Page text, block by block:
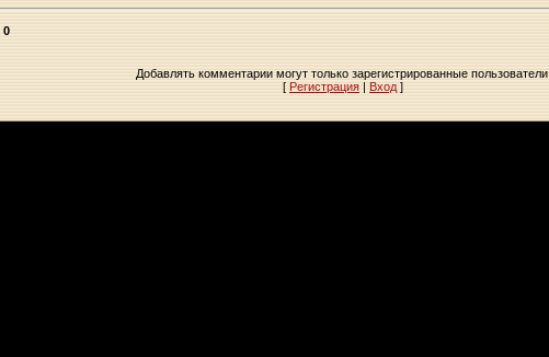
0
Добавлять комментарии могут только зарегистрированные пользователи.
[ Регистрация | Вход ]